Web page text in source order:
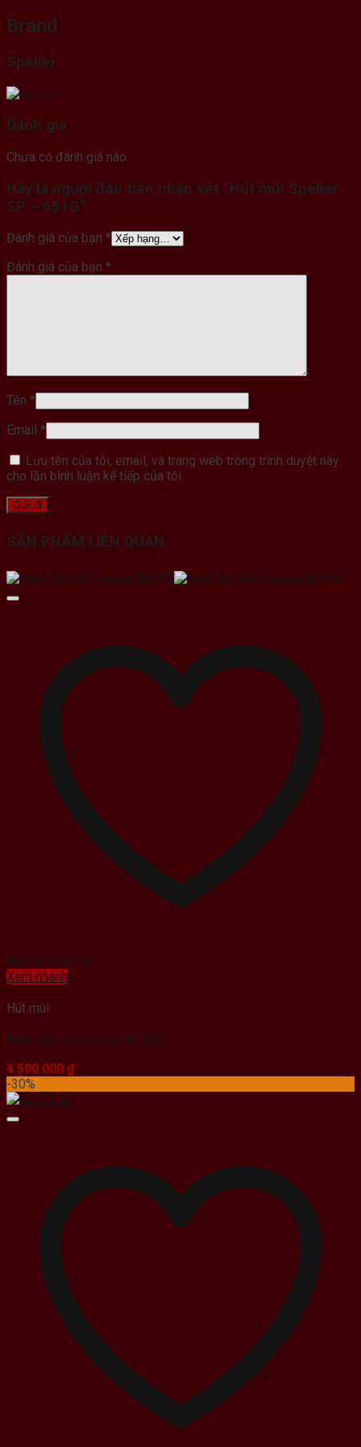
Brand
Spelier
Đánh giá
Chưa có đánh giá nào.
Hãy là người đầu tiên nhận xét “Hút mùi Spelier
SP – 651G”
Đánh giá của bạn *
Đánh giá của bạn *
Tên *
Email *
Lưu tên của tôi, email, và trang web trong trình duyệt này
cho lần bình luận kế tiếp của tôi.
SẢN PHẨM LIÊN QUAN
Add to wishlist
Xem nhanh
Hút mùi
Máy hút mùi Canaval 8670G
4.590.000 ₫
-30%